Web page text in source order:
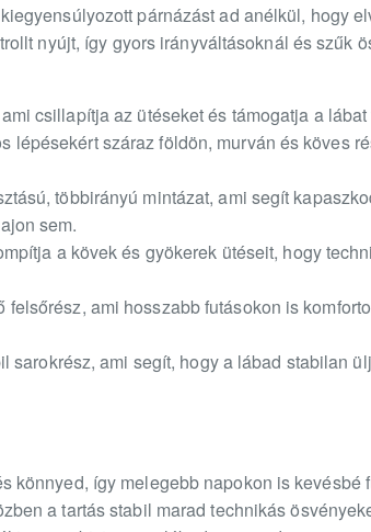
párnázást ad anélkül, hogy
nyújt, így gyors irányváltásoknál és szűk
csillapítja az ütéseket és támogatja a
lépésekért száraz földön, murván és köves
többirányú mintázat, ami segít
sem.
a kövek és gyökerek ütéseit, hogy
ami hosszabb futásokon is
sarokrész, ami segít, hogy a lábad stabilan
könnyed, így melegebb napokon is kevésbé
a tartás stabil marad technikás